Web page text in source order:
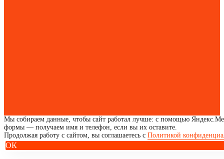
Мы собираем данные, чтобы сайт работал лучше: с помощью
формы — получаем имя и телефон, если вы их оставите.
Продолжая работу с сайтом, вы соглашаетесь с Политикой
ОК